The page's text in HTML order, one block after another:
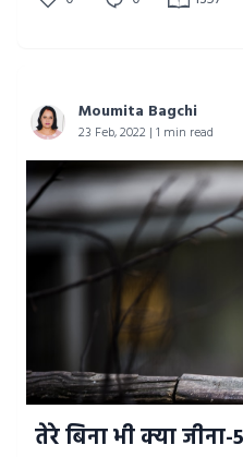
Moumita Bagchi
23 Feb, 2022 | 1 min read
तेरे बिना भी क्या जीना-5